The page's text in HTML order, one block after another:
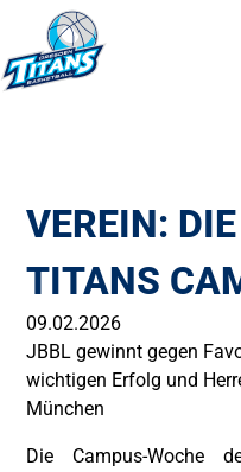
VEREIN:
TITANS
09.02.2026
JBBL gewinnt gegen
wichtigen Erfolg und
München
Die Campus-Woche